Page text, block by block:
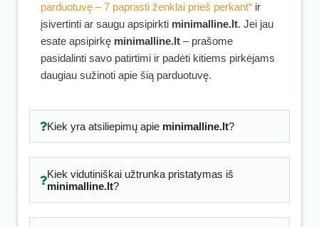
parduotuvę – 7 paprasti ženklai prieš perkant“ ir
įsivertinti ar saugu apsipirkti minimalline.lt. Jei jau
esate apsipirkę minimalline.lt – prašome
pasidalinti savo patirtimi ir padėti kitiems pirkėjams
daugiau sužinoti apie šią parduotuvę.
Kiek yra atsiliepimų apie minimalline.lt?
Kiek vidutiniškai užtrunka pristatymas iš
minimalline.lt?